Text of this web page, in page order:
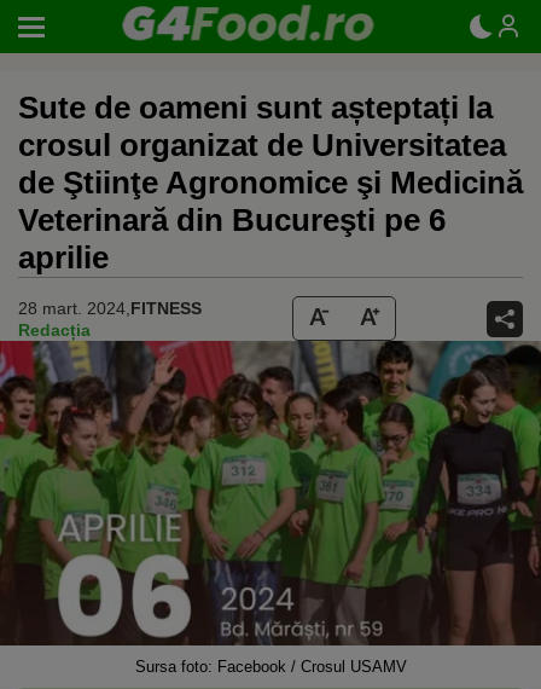
Sute de oameni sunt așteptați la
crosul organizat de Universitatea
de Ştiinţe Agronomice şi Medicină
Veterinară din Bucureşti pe 6
aprilie
28 mart. 2024, FITNESS
Redacția
Sursa foto: Facebook / Crosul USAMV